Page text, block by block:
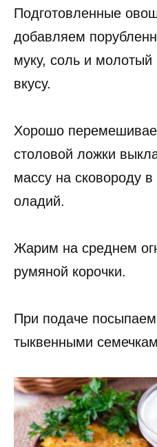
Подготовленные
добавляем
муку, соль и
вкусу.
Хорошо
столовой ложки
массу на сковороду
оладий.
Жарим на среднем
румяной корочки.
При подаче
тыквенными